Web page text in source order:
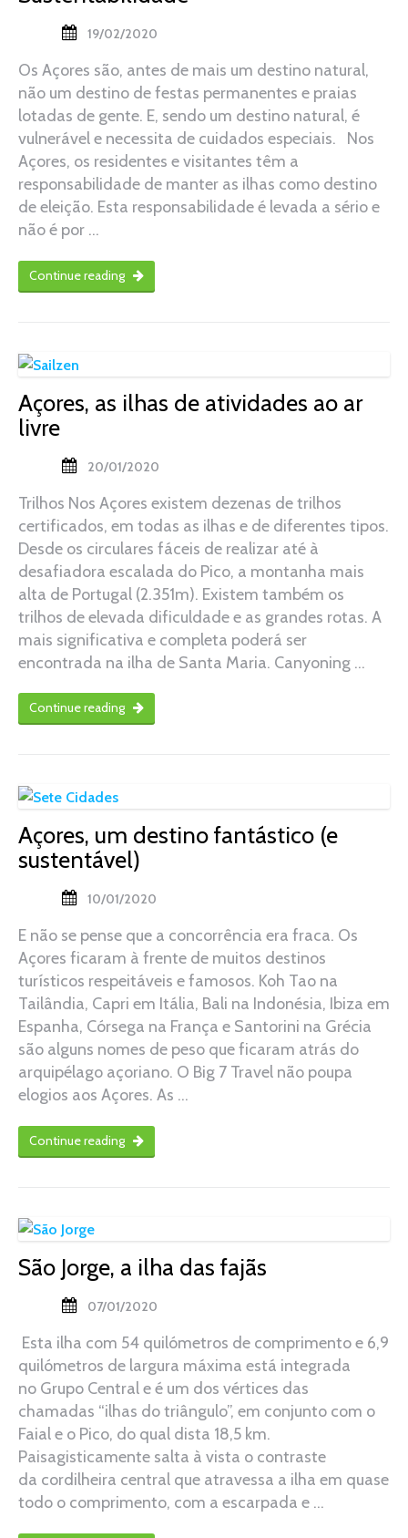
19/02/2020
Os Açores são, antes de mais um destino natural,
não um destino de festas permanentes e praias
lotadas de gente. E, sendo um destino natural, é
vulnerável e necessita de cuidados especiais. Nos
Açores, os residentes e visitantes têm a
responsabilidade de manter as ilhas como destino
de eleição. Esta responsabilidade é levada a sério e
não é por …
Continue reading
Açores, as ilhas de atividades ao ar
livre
20/01/2020
Trilhos Nos Açores existem dezenas de trilhos
certificados, em todas as ilhas e de diferentes tipos.
Desde os circulares fáceis de realizar até à
desafiadora escalada do Pico, a montanha mais
alta de Portugal (2.351m). Existem também os
trilhos de elevada dificuldade e as grandes rotas. A
mais significativa e completa poderá ser
encontrada na ilha de Santa Maria. Canyoning …
Continue reading
Açores, um destino fantástico (e
sustentável)
10/01/2020
E não se pense que a concorrência era fraca. Os
Açores ficaram à frente de muitos destinos
turísticos respeitáveis e famosos. Koh Tao na
Tailândia, Capri em Itália, Bali na Indonésia, Ibiza em
Espanha, Córsega na França e Santorini na Grécia
são alguns nomes de peso que ficaram atrás do
arquipélago açoriano. O Big 7 Travel não poupa
elogios aos Açores. As …
Continue reading
São Jorge, a ilha das fajãs
07/01/2020
Esta ilha com 54 quilómetros de comprimento e 6,9
quilómetros de largura máxima está integrada
no Grupo Central e é um dos vértices das
chamadas “ilhas do triângulo”, em conjunto com o
Faial e o Pico, do qual dista 18,5 km.
Paisagisticamente salta à vista o contraste
da cordilheira central que atravessa a ilha em quase
todo o comprimento, com a escarpada e …